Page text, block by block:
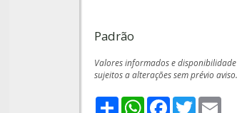
Padrão
Valores informados e
sujeitos a alterações sem prévio aviso.
ShareWhatsApp
Facebook
Twitter